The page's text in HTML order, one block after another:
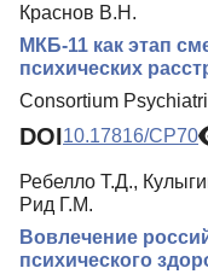
Краснов В.Н.
МКБ-11 как этап
психических
Consortium
DOI10.17816/CP70
Ребелло Т.Д.,
Рид Г.М.
Вовлечение
психического